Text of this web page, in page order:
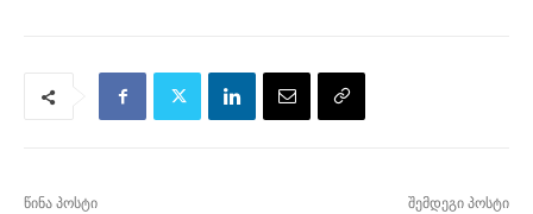
წინა პოსტი შემდეგი პოსტი